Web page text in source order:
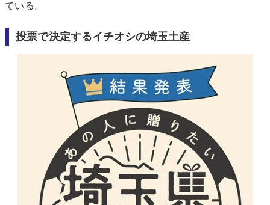
ている。
投票で決定するイチオシの埼玉土産